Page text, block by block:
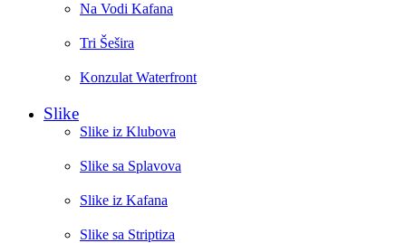
Na Vodi Kafana
Tri Šešira
Konzulat Waterfront
Slike
Slike iz Klubova
Slike sa Splavova
Slike iz Kafana
Slike sa Striptiza